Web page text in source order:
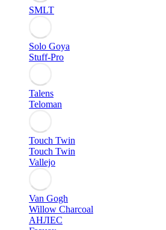
SMLT
Solo Goya
Stuff-Pro
Talens
Teloman
Touch Twin
Touch Twin
Vallejo
Van Gogh
Willow Charcoal
АНЛЕС